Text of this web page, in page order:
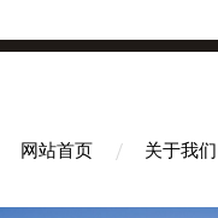
网站首页 关于我们